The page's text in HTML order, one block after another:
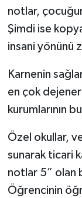
notlar,
Şimdi ise
insani yönünü
Karnenin
en çok
kurumlarının
Özel okullar,
sunarak ticari
notlar 5” olan
Öğrencinin